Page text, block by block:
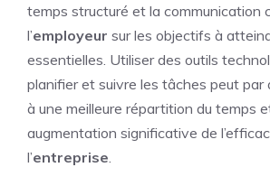
temps structuré et la communication
l’employeur sur les objectifs à
essentielles. Utiliser des outils
planifier et suivre les tâches peut par
à une meilleure répartition du temps
augmentation significative de
l’entreprise